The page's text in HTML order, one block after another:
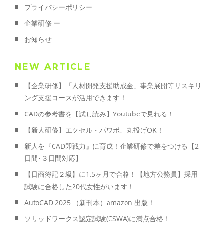
プライバシーポリシー
企業研修 ー
お知らせ
NEW ARTICLE
【企業研修】「人材開発支援助成金」事業展開等リスキリ
ング支援コースが活用できます！
CADの参考書を【試し読み】Youtubeで見れる！
【新人研修】エクセル・パワポ、丸投げOK！
新人を『CAD即戦力』に育成！企業研修で差をつける【2
日間･３日間対応】
【日商簿記２級】に1.5ヶ月で合格！【地方公務員】採用
試験に合格した20代女性がいます！
AutoCAD 2025 （新刊本）amazon 出版！
ソリッドワークス認定試験(CSWA)に満点合格！